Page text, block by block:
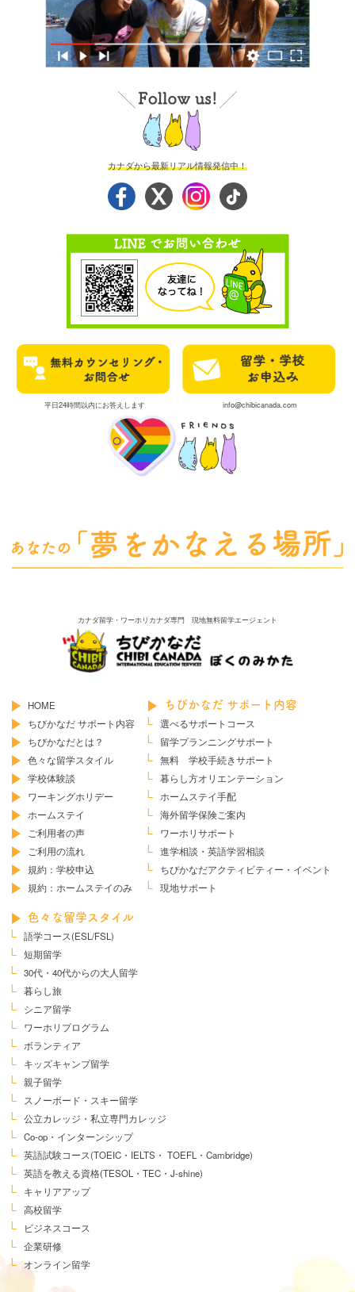
カナダから最新リアル情報発信中！
平日24時間以内にお答えします info@chibicanada.com
カナダ留学・ワーホリカナダ専門 現地無料留学エージェント
HOME
ちびかなだ サポート内容
ちびかなだとは？
色々な留学スタイル
学校体験談
ワーキングホリデー
ホームステイ
ご利用者の声
ご利用の流れ
規約：学校申込
規約：ホームステイのみ
ちびかなだ サポート内容
選べるサポートコース
留学プランニングサポート
無料 学校手続きサポート
暮らし方オリエンテーション
ホームステイ手配
海外留学保険ご案内
ワーホリサポート
進学相談・英語学習相談
ちびかなだアクティビティー・イベント
現地サポート
色々な留学スタイル
語学コース(ESL/FSL)
短期留学
30代・40代からの大人留学
暮らし旅
シニア留学
ワーホリプログラム
ボランティア
キッズキャンプ留学
親子留学
スノーボード・スキー留学
公立カレッジ・私立専門カレッジ
Co-op・インターンシップ
英語試験コース(TOEIC・IELTS・ TOEFL・Cambridge)
英語を教える資格(TESOL・TEC・J-shine)
キャリアアップ
高校留学
ビジネスコース
企業研修
オンライン留学